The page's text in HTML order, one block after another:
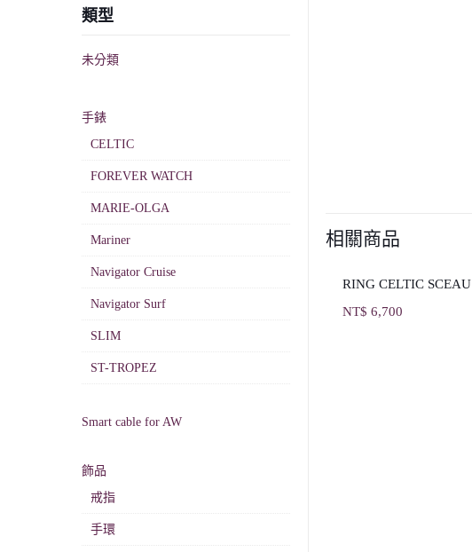
相關商品
RING CELTIC SCEAU
NT$ 6,700
類型
未分類
手錶
CELTIC
FOREVER WATCH
MARIE-OLGA
Mariner
Navigator Cruise
Navigator Surf
SLIM
ST-TROPEZ
Smart cable for AW
飾品
戒指
手環